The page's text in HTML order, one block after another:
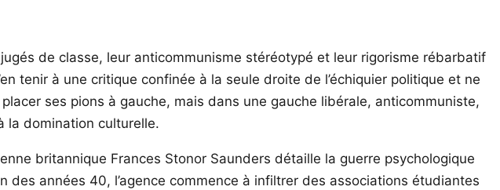
de classe, leur anticommunisme stéréotypé et leur rigorisme rébarbatif
tenir à une critique confinée à la seule droite de l’échiquier politique et ne
ses pions à gauche, mais dans une gauche libérale, anticommuniste,
la domination culturelle.
britannique Frances Stonor Saunders détaille la guerre psychologique
années 40, l’agence commence à infiltrer des associations étudiantes